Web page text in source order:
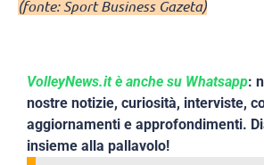
(fonte: Sport Business Gazeta)
VolleyNews.it è anche su Whatsapp:
nostre notizie, curiosità, interviste,
aggiornamenti e approfondimenti.
insieme alla pallavolo!